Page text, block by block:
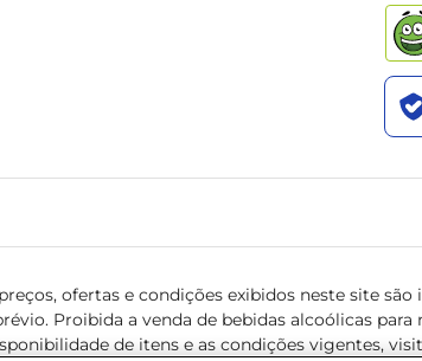
ofertas e condições exibidos neste site
Proibida a venda de bebidas alcoólicas
de itens e as condições vigentes,